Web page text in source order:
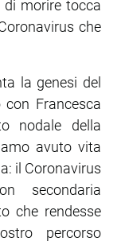
morire tocca
che
la genesi del
con Francesca
nodale della
avuto vita
il Coronavirus
secondaria
che rendesse
percorso